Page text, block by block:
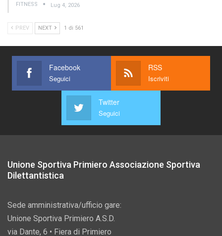
FITNESS Lug 4, 2026
PREV NEXT 1 di 561
Facebook
Seguici
RSS
Iscriviti
Twitter
Seguici
Unione Sportiva Primiero Associazione Sportiva
Dilettantistica
Sede amministrativa/ufficio gare:
Unione Sportiva Primiero A.S.D.
via Dante, 6 • Fiera di Primiero